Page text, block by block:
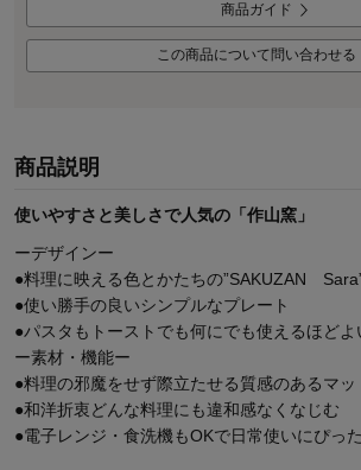
商品ガイド
この商品について問い合わせる
商品説明
使いやすさと美しさで人気の「作山窯」
ーデザインー
●料理に映える色とかたちの”SAKUZAN
●使い勝手の良いシンプルなプレート
●パスタもトーストでも何にでも使えるほどよ
ー素材・機能ー
●料理の邪魔をせず際立たせる質感のあるマッ
●和洋折衷どんな料理にも違和感なくなじむ
●電子レンジ・食洗機もOKで日常使いにぴっ